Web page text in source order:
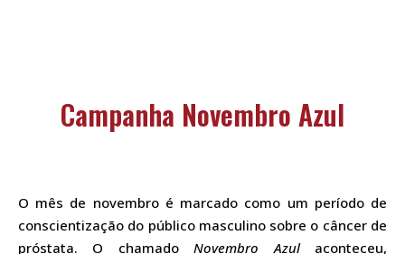
Campanha Novembro Azul
O mês de novembro é marcado como um período de
conscientização do público masculino sobre o câncer de
próstata. O chamadoNovembro Azulaconteceu,